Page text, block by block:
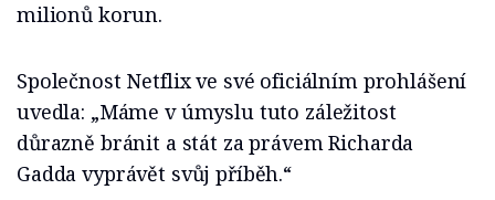
milionů korun.
Společnost Netflix ve své oficiálním prohlášení
uvedla: „Máme v úmyslu tuto záležitost
důrazně bránit a stát za právem Richarda
Gadda vyprávět svůj příběh.“